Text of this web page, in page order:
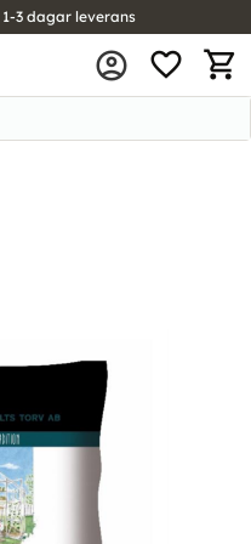
1-3 dagar leverans